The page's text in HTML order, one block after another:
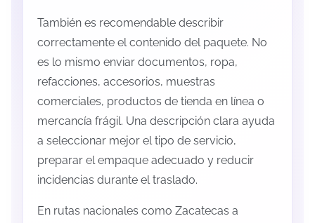
También es recomendable describir
correctamente el contenido del paquete. No
es lo mismo enviar documentos, ropa,
refacciones, accesorios, muestras
comerciales, productos de tienda en línea o
mercancía frágil. Una descripción clara ayuda
a seleccionar mejor el tipo de servicio,
preparar el empaque adecuado y reducir
incidencias durante el traslado.
En rutas nacionales como Zacatecas a